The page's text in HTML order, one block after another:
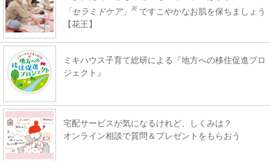
「セラミドケア」
※ ですこやかなお肌を保ちましょう
【花王】
ミキハウス子育て総研による『地方への移住促進プロ
ジェクト』
宅配サービスが気になるけれど、しくみは？
オンライン相談で質問＆プレゼントをもらおう